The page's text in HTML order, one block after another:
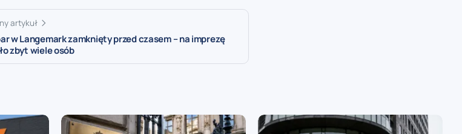
artykuł
w Langemark zamknięty przed czasem – na imprezę
zbyt wiele osób